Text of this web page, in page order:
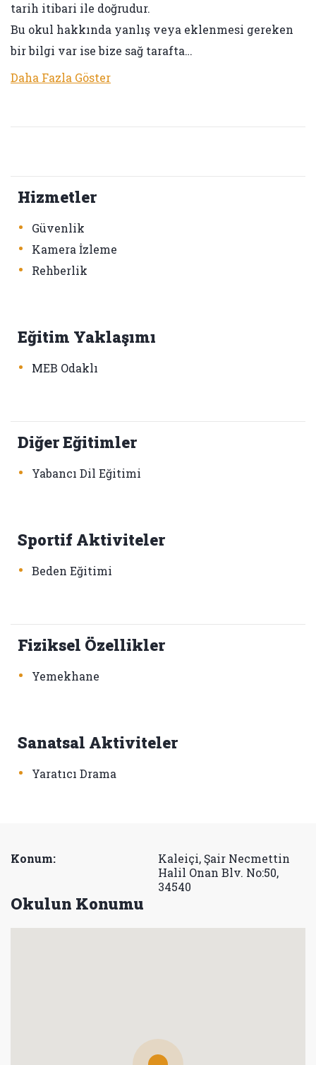
tarih itibari ile doğrudur.
Bu okul hakkında yanlış veya eklenmesi gereken
bir bilgi var ise bize sağ tarafta…
Daha Fazla Göster
Hizmetler
• Güvenlik
• Kamera İzleme
• Rehberlik
Eğitim Yaklaşımı
• MEB Odaklı
Diğer Eğitimler
• Yabancı Dil Eğitimi
Sportif Aktiviteler
• Beden Eğitimi
Fiziksel Özellikler
• Yemekhane
Sanatsal Aktiviteler
• Yaratıcı Drama
Konum:
Kaleiçi, Şair Necmettin
Halil Onan Blv. No:50,
34540
Okulun Konumu